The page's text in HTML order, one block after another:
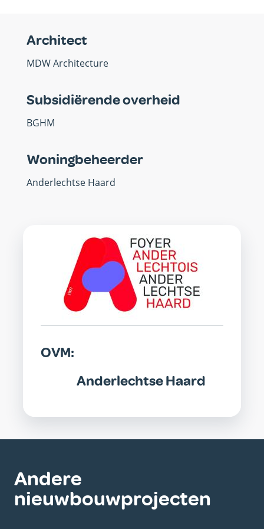
Architect
MDW Architecture
Subsidiërende overheid
BGHM
Woningbeheerder
Anderlechtse Haard
OVM:
Anderlechtse Haard
Andere
nieuwbouwprojecten